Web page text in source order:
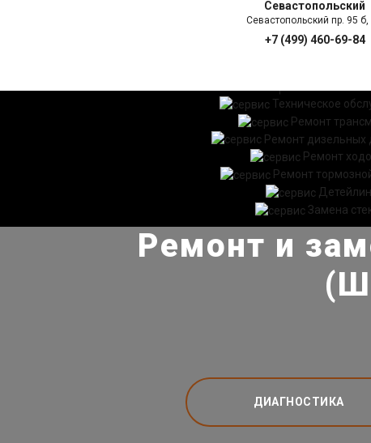
Севастопольский
Севастопольский пр. 95 б,
+7 (499) 460-69-84
Техническое
Ремонт
Ремонт дизельных
Ремонт
Ремонт
Замена
Ремонт и
ДИАГНОСТИКА